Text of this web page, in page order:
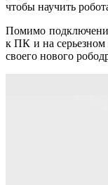
чтобы научить
Помимо
к ПК и на серьезном
своего нового